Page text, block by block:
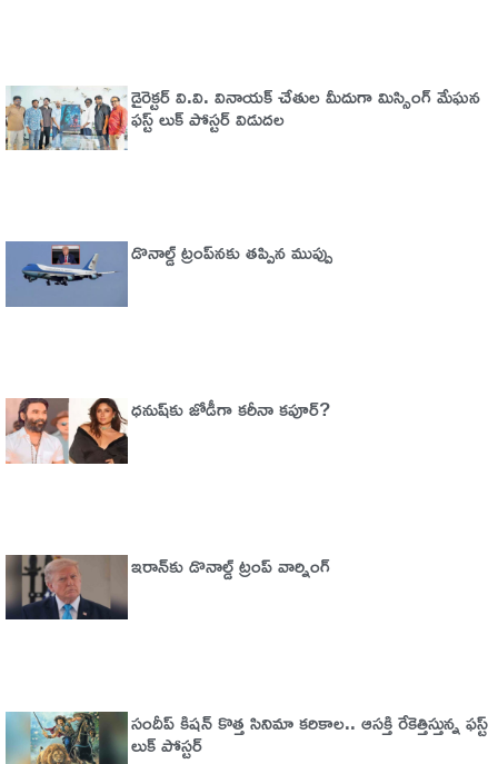
డైరెక్టర్ వి.వి. వినాయక్ చేతుల మీదుగా మిస్సింగ్ మేఘన
ఫస్ట్ లుక్ పోస్టర్ విడుదల
డొనాల్డ్ ట్రంప్‌నకు తప్పిన ముప్పు
ధనుష్‌కు జోడీగా కరీనా కపూర్?
ఇరాన్‌కు డొనాల్డ్ ట్రంప్ వార్నింగ్‌
సందీప్ కిషన్ కొత్త సినిమా కరికాల.. ఆసక్తి రేకెత్తిస్తున్న ఫస్ట్
లుక్ పోస్టర్